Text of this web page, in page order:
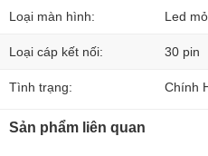
Loại màn hình: Led
Loại cáp kết nối: 30 pin
Tình trạng: Chính
Sản phẩm liên quan